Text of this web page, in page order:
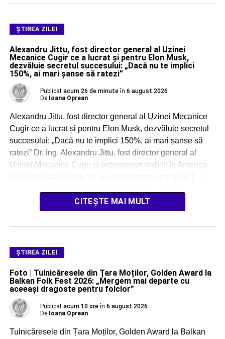
ŞTIREA ZILEI
Alexandru Jittu, fost director general al Uzinei
Mecanice Cugir ce a lucrat și pentru Elon Musk,
dezvăluie secretul succesului: „Dacă nu te implici
150%, ai mari șanse să ratezi”
Publicat acum 26 de minute în 6 august 2026
De Ioana Oprean
Alexandru Jittu, fost director general al Uzinei Mecanice
Cugir ce a lucrat și pentru Elon Musk, dezvăluie secretul
succesului: „Dacă nu te implici 150%, ai mari șanse să
ratezi” Dr. ing. Alexandru Jittu, fost director general al
Uzinei Mecanice Cugir și antreprenor stabilit în America
CITEȘTE MAI MULT
ŞTIREA ZILEI
Foto | Tulnicăresele din Țara Moților, Golden Award la
Balkan Folk Fest 2026: „Mergem mai departe cu
aceeași dragoste pentru folclor”
Publicat acum 10 ore în 6 august 2026
De Ioana Oprean
Tulnicăresele din Țara Moților, Golden Award la Balkan